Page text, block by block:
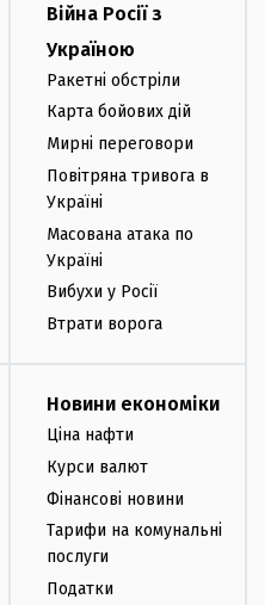
Війна Росії з
Україною
Ракетні обстріли
Карта бойових дій
Мирні переговори
Повітряна тривога в
Україні
Масована атака по
Україні
Вибухи у Росії
Втрати ворога
Новини економіки
Ціна нафти
Курси валют
Фінансові новини
Тарифи на комунальні
послуги
Податки